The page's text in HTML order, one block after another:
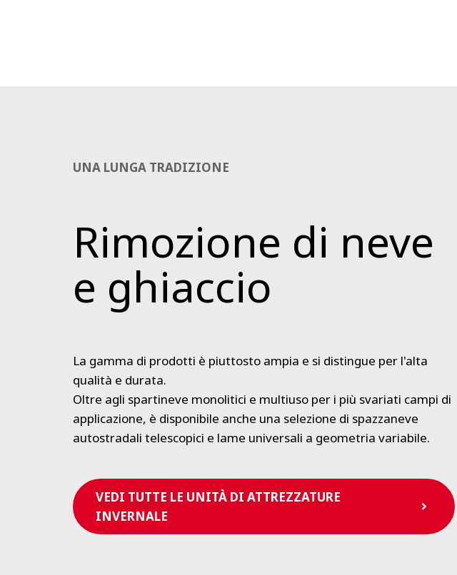
UNA LUNGA TRADIZIONE
Rimozione di neve
e ghiaccio
La gamma di prodotti è piuttosto ampia e si distingue per l'alta
qualità e durata.
Oltre agli spartineve monolitici e multiuso per i più svariati campi di
applicazione, è disponibile anche una selezione di spazzaneve
autostradali telescopici e lame universali a geometria variabile.
VEDI TUTTE LE UNITÀ DI ATTREZZATURE
INVERNALE